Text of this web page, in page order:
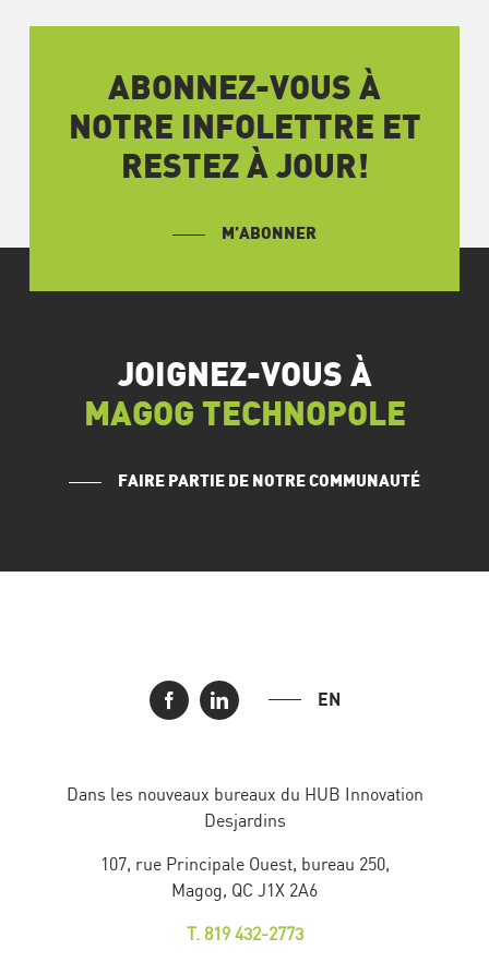
ABONNEZ-VOUS À
NOTRE INFOLETTRE ET
RESTEZ À JOUR!
M’ABONNER
JOIGNEZ-VOUS À
MAGOG TECHNOPOLE
FAIRE PARTIE DE NOTRE COMMUNAUTÉ
EN
Dans les nouveaux bureaux du HUB Innovation
Desjardins
107, rue Principale Ouest, bureau 250,
Magog, QC J1X 2A6
T. 819 432-2773